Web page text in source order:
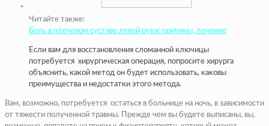
Читайте также:
Боль в плечевом суставе левой руки: причины, лечение
Если вам для восстановления сломанной ключицы
потребуется хирургическая операция, попросите хирурга
объяснить, какой метод он будет использовать, каковы
преимущества и недостатки этого метода.
Вам, возможно, потребуется остаться в больнице на ночь, в зависимости
от тяжести полученной травмы. Прежде чем вы будете выписаны, вы,